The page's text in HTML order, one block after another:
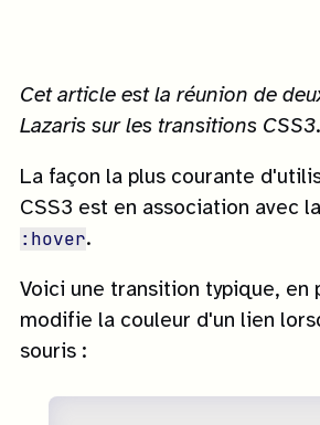
Cet article est la réunion de
Lazaris sur les transitions CSS3.
La façon la plus courante
CSS3 est en association avec
:hover.
Voici une transition typique, en
modifie la couleur d'un lien
souris :